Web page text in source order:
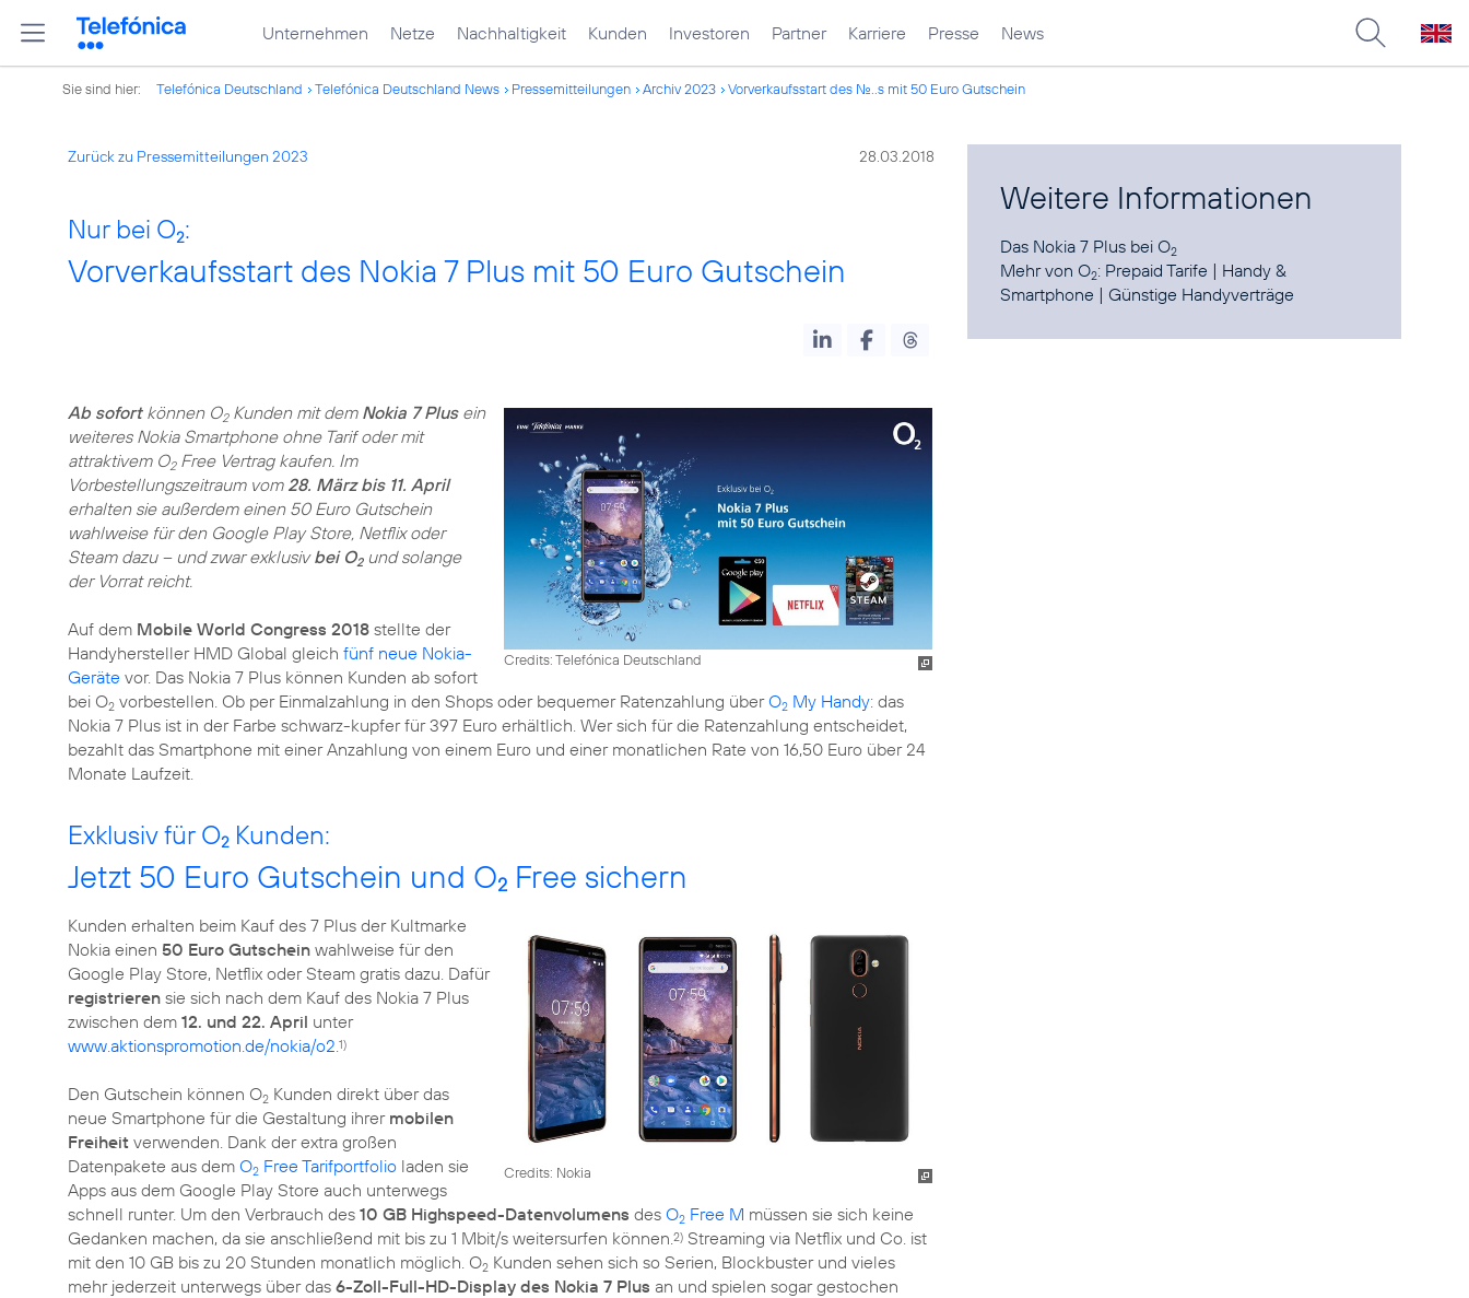
Unternehmen Netze Nachhaltigkeit Kunden Investoren Partner Karriere Presse News
Sie sind hier: Telefónica Deutschland Telefónica Deutschland News Pressemitteilungen Archiv 2023 Vorverkaufsstart des No...s mit 50 Euro Gutschein
Zurück zu Pressemitteilungen 2023 28.03.2018
Nur bei O2:
Vorverkaufsstart des Nokia 7 Plus mit 50 Euro Gutschein
Credits: Telefónica Deutschland
Ab sofortkönnen O2Kunden mit dem Nokia 7 Plusein
weiteres Nokia Smartphone ohne Tarif oder mit
attraktivem O2Free Vertrag kaufen. Im
Vorbestellungszeitraum vom 28. März bis 11. April
erhalten sie außerdem einen 50 Euro Gutschein
wahlweise für den Google Play Store, Netflix oder
Steam dazu – und zwar exklusivbei O2und solange
der Vorrat reicht.
Auf dem Mobile World Congress 2018 stellte der
Handyhersteller HMD Global gleich fünf neue Nokia-
Geräte vor. Das Nokia 7 Plus können Kunden ab sofort
bei O2 vorbestellen. Ob per Einmalzahlung in den Shops oder bequemer Ratenzahlung überO2 My Handy: das
Nokia 7 Plus ist in der Farbe schwarz-kupfer für 397 Euro erhältlich. Wer sich für die Ratenzahlung entscheidet,
bezahlt das Smartphone mit einer Anzahlung von einem Euro und einer monatlichen Rate von 16,50 Euro über 24
Monate Laufzeit.
Exklusiv für O2 Kunden:
Jetzt 50 Euro Gutschein und O2 Free sichern
Credits: Nokia
Kunden erhalten beim Kauf des 7 Plus der Kultmarke
Nokia einen 50 Euro Gutschein wahlweise für den
Google Play Store, Netflix oder Steam gratis dazu. Dafür
registrieren sie sich nach dem Kauf des Nokia 7 Plus
zwischen dem 12. und 22. April unter
www.aktionspromotion.de/nokia/o2.1)
Den Gutschein können O2 Kunden direkt über das
neue Smartphone für die Gestaltung ihrer mobilen
Freiheit verwenden. Dank der extra großen
Datenpakete aus dem O2 Free Tarifportfolio laden sie
Apps aus dem Google Play Store auch unterwegs
schnell runter. Um den Verbrauch des 10 GB Highspeed-Datenvolumens des O2 Free M müssen sie sich keine
Gedanken machen, da sie anschließend mit bis zu 1 Mbit/s weitersurfen können.2) Streaming via Netflix und Co. ist
mit den 10 GB bis zu 20 Stunden monatlich möglich. O2 Kunden sehen sich so Serien, Blockbuster und vieles
mehr jederzeit unterwegs über das 6-Zoll-Full-HD-Display des Nokia 7 Plus an und spielen sogar gestochen
Weitere Informationen
Das Nokia 7 Plus bei O2
Mehr von O2: Prepaid Tarife | Handy &
Smartphone |Günstige Handyverträge